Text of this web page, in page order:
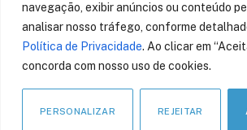
navegação, exibir anúncios ou conteúdo
analisar nosso tráfego, conforme
Política de Privacidade. Ao clicar em
concorda com nosso uso de cookies.
PERSONALIZAR REJEITAR
© 2014CryptoID. Todos os direitos